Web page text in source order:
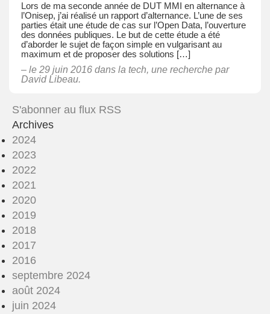
Lors de ma seconde année de DUT MMI en alternance à
l’Onisep, j’ai réalisé un rapport d’alternance. L’une de ses
parties était une étude de cas sur l’Open Data, l’ouverture
des données publiques. Le but de cette étude a été
d’aborder le sujet de façon simple en vulgarisant au
maximum et de proposer des solutions […]
– le 29 juin 2016 dans la tech, une recherche par
David Libeau.
S'abonner au flux RSS
Archives
2024
2023
2022
2021
2020
2019
2018
2017
2016
septembre 2024
août 2024
juin 2024